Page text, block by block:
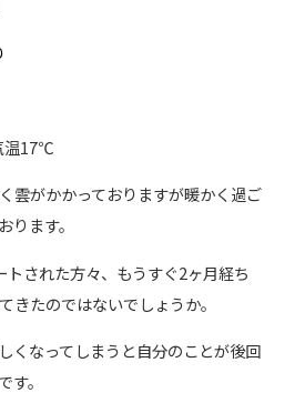
温17℃
雲がかかっておりますが暖かく過ご
ります。
された方々、もうすぐ2ヶ月経ち
きたのではないでしょうか。
くなってしまうと自分のことが後回
す。